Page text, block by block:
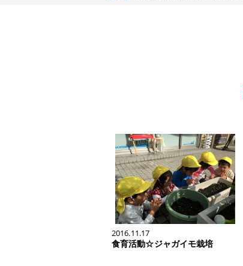
2016.11.17
食育活動☆ジャガイモ栽培